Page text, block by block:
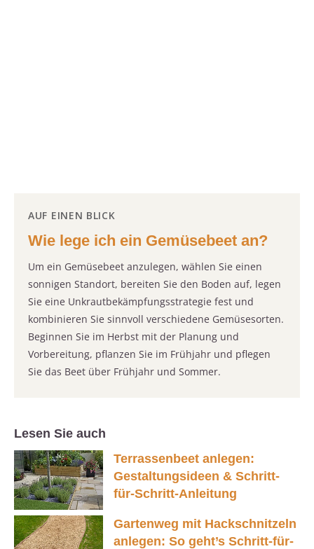
AUF EINEN BLICK
Wie lege ich ein Gemüsebeet an?
Um ein Gemüsebeet anzulegen, wählen Sie einen
sonnigen Standort, bereiten Sie den Boden auf, legen
Sie eine Unkrautbekämpfungsstrategie fest und
kombinieren Sie sinnvoll verschiedene Gemüsesorten.
Beginnen Sie im Herbst mit der Planung und
Vorbereitung, pflanzen Sie im Frühjahr und pflegen
Sie das Beet über Frühjahr und Sommer.
Lesen Sie auch
Terrassenbeet anlegen:
Gestaltungsideen & Schritt-
für-Schritt-Anleitung
Gartenweg mit Hackschnitzeln
anlegen: So geht’s Schritt-für-